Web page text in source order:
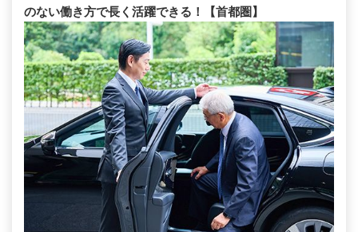
のない働き方で長く活躍できる！【首都圏】